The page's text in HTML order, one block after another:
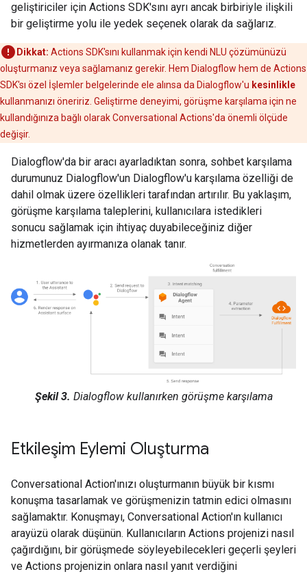
geliştiriciler için Actions SDK'sını ayrı ancak birbiriyle ilişkili
bir geliştirme yolu ile yedek seçenek olarak da sağlarız.
Dikkat: Actions SDK'sını kullanmak için kendi NLU çözümünüzü
oluşturmanız veya sağlamanız gerekir. Hem Dialogflow hem de Actions
SDK'sı özel İşlemler belgelerinde ele alınsa da Dialogflow'u kesinlikle
kullanmanızı öneririz. Geliştirme deneyimi, görüşme karşılama için ne
kullandığınıza bağlı olarak Conversational Actions'da önemli ölçüde
değişir.
Dialogflow'da bir aracı ayarladıktan sonra, sohbet karşılama
durumunuz Dialogflow'un Dialogflow'u karşılama özelliği de
dahil olmak üzere özellikleri tarafından artırılır. Bu yaklaşım,
görüşme karşılama taleplerini, kullanıcılara istedikleri
sonucu sağlamak için ihtiyaç duyabileceğiniz diğer
hizmetlerden ayırmanıza olanak tanır.
Şekil 3. Dialogflow kullanırken görüşme karşılama
Etkileşim Eylemi Oluşturma
Conversational Action'ınızı oluşturmanın büyük bir kısmı
konuşma tasarlamak ve görüşmenizin tatmin edici olmasını
sağlamaktır. Konuşmayı, Conversational Action'ın kullanıcı
arayüzü olarak düşünün. Kullanıcıların Actions projenizi nasıl
çağırdığını, bir görüşmede söyleyebilecekleri geçerli şeyleri
ve Actions projenizin onlara nasıl yanıt verdiğini